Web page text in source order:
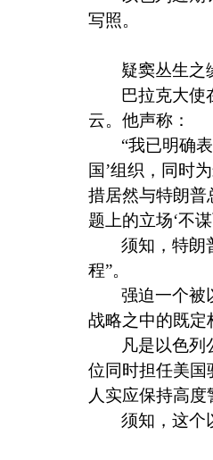
写照。
疑窦丛生之
巴拉克大使
云。他声称：
“我已明确
国’组织，同时
措居然与特朗普
题上的立场‘不
须知，特朗
程”。
强迫一个被
战略之中的既定
凡是以色
位同时担任美国
人实应保持高度
须知，这个